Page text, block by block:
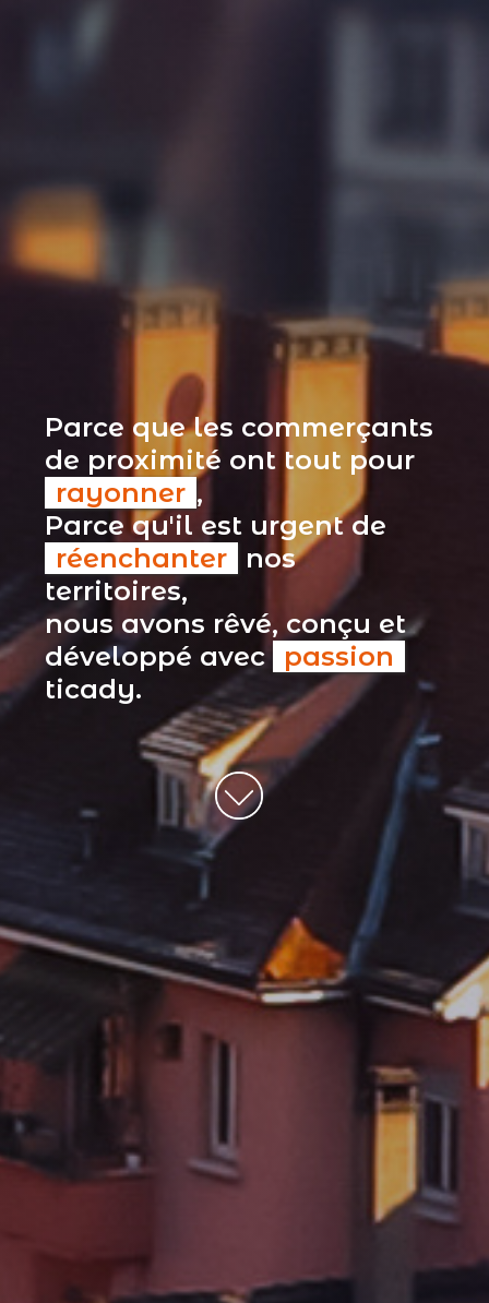
Parce que les commerçants
de proximité ont tout pour
rayonner ,
Parce qu'il est urgent de
réenchanter
nos
territoires,
nous avons rêvé, conçu et
développé avec passion
ticady.